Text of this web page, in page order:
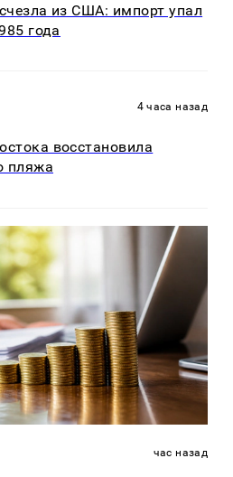
из США: импорт упал
года
4 часа назад
восстановила
пляжа
час назад